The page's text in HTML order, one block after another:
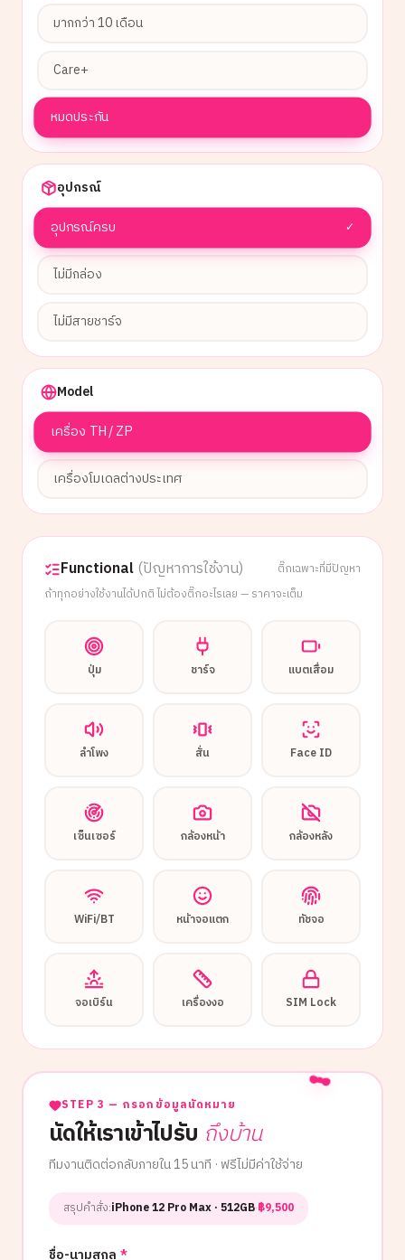
มากกว่า 10 เดือน
Care+
หมดประกัน
อุปกรณ์
อุปกรณ์ครบ ✓
ไม่มีกล่อง
ไม่มีสายชาร์จ
Model
เครื่อง TH / ZP
เครื่องโมเดลต่างประเทศ
Functional(ปัญหาการใช้งาน)
ติ๊กเฉพาะที่มีปัญหา
ถ้าทุกอย่างใช้งานได้ปกติ ไม่ต้องติ๊กอะไรเลย — ราคาจะเต็ม
ปุ่ม ชาร์จ แบตเสื่อม
ลำโพง สั่น Face ID
เซ็นเซอร์ กล้องหน้า กล้องหลัง
WiFi/BT หน้าจอแตก ทัชจอ
จอเบิร์น เครื่องงอ SIM Lock
STEP 3 — กรอกข้อมูลนัดหมาย
นัดให้เราเข้าไปรับ ถึงบ้าน
ทีมงานติดต่อกลับภายใน 15 นาที · ฟรีไม่มีค่าใช้จ่าย
สรุปคำสั่ง:iPhone 12 Pro Max · 512GB·฿9,500
ชื่อ-นามสกุล *